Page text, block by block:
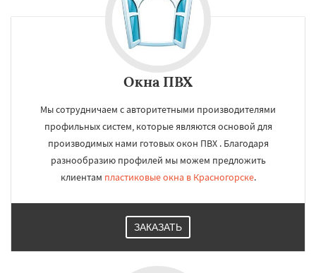
Окна ПВХ
Мы сотрудничаем с авторитетными производителями
профильных систем, которые являются основой для
производимых нами готовых окон ПВХ . Благодаря
разнообразию профилей мы можем предложить
клиентам пластиковые окна в Красногорске.
ЗАКАЗАТЬ